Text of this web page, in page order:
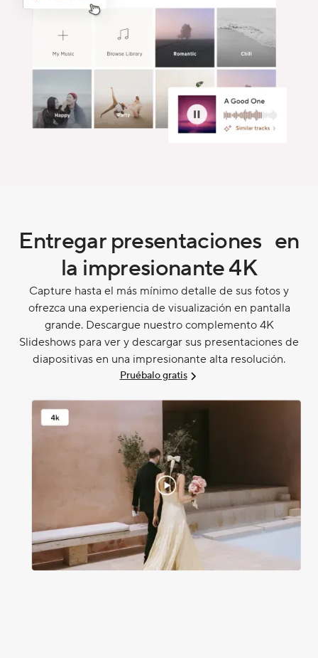
Entregar presentaciones en
la impresionante 4K
Capture hasta el más mínimo detalle de sus fotos y
ofrezca una experiencia de visualización en pantalla
grande. Descargue nuestro complemento 4K
Slideshows para ver y descargar sus presentaciones de
diapositivas en una impresionante alta resolución.
Pruébalo gratis